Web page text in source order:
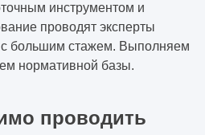
инструментом и
проводят эксперты
большим стажем. Выполняем
нормативной базы.
проводить